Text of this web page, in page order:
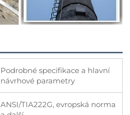
Podrobné specifikace a hlavní
návrhové parametry
ANSI/TIA222G, evropská norma